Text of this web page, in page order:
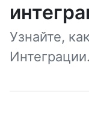
Узнайте,
Интеграции.